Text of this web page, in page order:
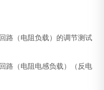
路（电阻负载）的调节测试
路（电阻电感负载）（反电